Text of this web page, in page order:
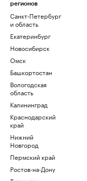
регионов
Санкт-Петербург
и область
Екатеринбург
Новосибирск
Омск
Башкортостан
Вологодская
область
Калининград
Краснодарский
край
Нижний
Новгород
Пермский край
Ростов-на-Дону